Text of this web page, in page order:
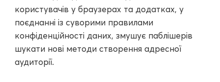
користувачів у браузерах та додатках, у
поєднанні із суворими правилами
конфіденційності даних, змушує паблішерів
шукати нові методи створення адресної
аудиторії.